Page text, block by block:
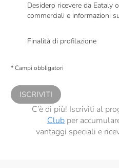
Cantine Paltrinieri
Cantine Dell'Angelo
Caol Ila
Caprili
Carlo Alberto
Desidero ricevere da Eataly
commerciali e informazioni
Finalità di profilazione
comunicazioni commerciali
* Campi obbligatori
ISCRIVITI
C’è di più! Iscriviti al
Clubper
vantaggi speciali e